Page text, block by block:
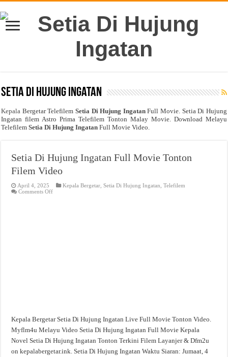
Setia Di Hujung Ingatan
Kepala Bergetar TelefilemSetia Di Hujung IngatanFull Movie. Setia Di Hujung
Ingatan filem Astro Prima Telefilem Tonton Malay Movie. Download Melayu
TelefilemSetia Di Hujung Ingatan Full Movie Video.
Setia Di Hujung Ingatan Full Movie Tonton
Filem Video
April 4, 2025 Kepala Bergetar ,Setia Di Hujung Ingatan ,Telefilem
Comments Offon
Kepala Bergetar Setia Di Hujung Ingatan Live Full Movie Tonton Video.
Myflm4u Melayu Video Setia Di Hujung Ingatan Full Movie Kepala
Novel Setia Di Hujung Ingatan Tonton Terkini Filem Layanjer & Dfm2u
on kepalabergetar.ink. Setia Di Hujung Ingatan Waktu Siaran: Jumaat, 4